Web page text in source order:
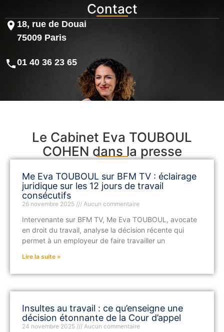
Contact
18, rue de Douai
75009 Paris
01 40 36 23 65
Le Cabinet Eva TOUBOUL
COHEN dans la presse
Me Eva TOUBOUL sur BFM TV : éclairage
juridique sur les 12 jours de travail
consécutifs
26 novembre 2025 Aucun commentaire
Intervenante sur BFM TV, Me Eva TOUBOUL, avocate
en droit du travail, analyse la décision récente qui
permet à un employeur de faire travailler un
Lire la suite »
Insultes au travail : ce qu’enseigne une
décision étonnante de la Cour d’appel
24 novembre 2025 Aucun commentaire